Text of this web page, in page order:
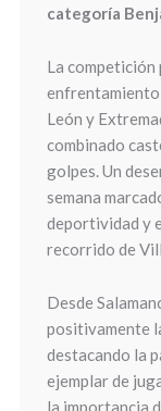
categoría
La competición
enfrentamiento
León y
combinado
golpes. Un
semana
deportividad y
recorrido de
Desde
positivamente
destacando la
ejemplar de
la importancia